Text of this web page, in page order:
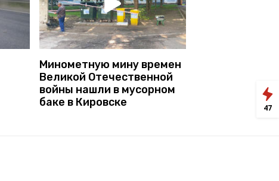
Минометную мину времен
Великой Отечественной
войны нашли в мусорном
баке в Кировске
47